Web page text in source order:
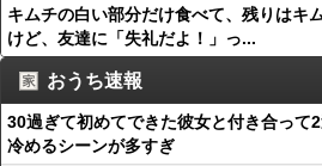
キムチの白い部分だけ食べて、残りはキ
けど、友達に「失礼だよ！」っ...
おうち速報
30過ぎて初めてできた彼女と付き合って
冷めるシーンが多すぎ